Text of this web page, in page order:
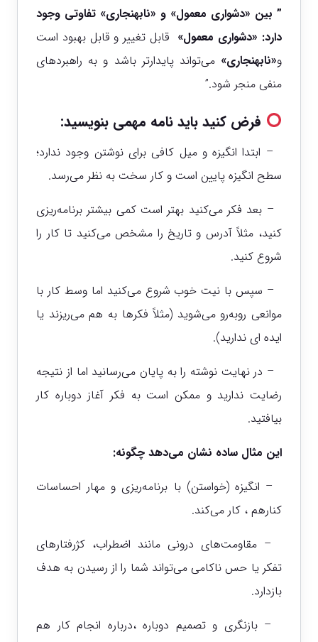
” بین «دشواری معمول» و «نابهنجاری» تفاوتی وجود
دارد: «دشواری معمول» قابل تغییر و قابل بهبود است
و«نابهنجاری»می‌تواند پایدارتر باشد و به راهبردهای
منفی منجر شود.”
فرض کنید باید نامه مهمی بنویسید:
– ابتدا انگیزه و میل کافی برای نوشتن وجود ندارد؛
سطح انگیزه پایین است و کار سخت به نظر می‌رسد.
– بعد فکر می‌کنید بهتر است کمی بیشتر برنامه‌ریزی
کنید، مثلاً آدرس و تاریخ را مشخص می‌کنید تا کار را
شروع کنید.
– سپس با نیت خوب شروع می‌کنید اما وسط کار با
موانعی روبه‌رو می‌شوید (مثلاً فکرها به هم می‌ریزند یا
ایده ای ندارید).
– در نهایت نوشته را به پایان می‌رسانید اما از نتیجه
رضایت ندارید و ممکن است به فکر آغاز دوباره کار
بیافتید.
این مثال ساده نشان می‌دهد چگونه:
– انگیزه (خواستن) با برنامه‌ریزی و مهار احساسات
کنارهم ، کار می‌کند.
– مقاومت‌های درونی مانند اضطراب، کژرفتارهای
تفکر یا حس ناکامی می‌تواند شما را از رسیدن به هدف
بازدارد.
– بازنگری و تصمیم دوباره ،درباره انجام کار هم